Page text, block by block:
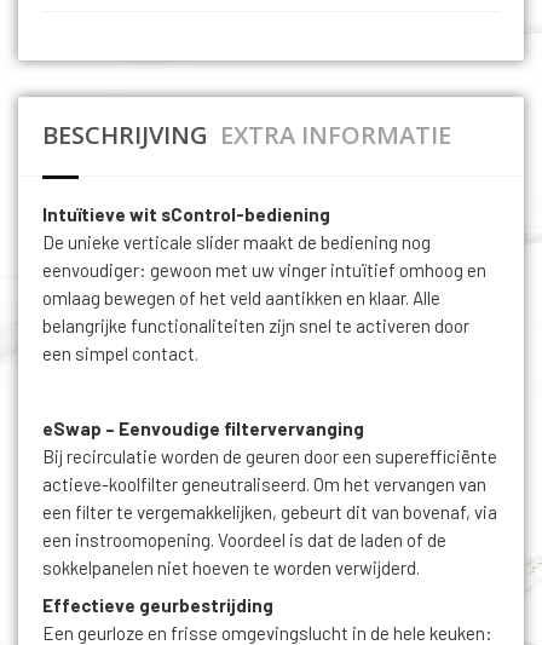
BESCHRIJVING EXTRA INFORMATIE
Intuïtieve wit sControl-bediening
De unieke verticale slider maakt de bediening nog
eenvoudiger: gewoon met uw vinger intuïtief omhoog en
omlaag bewegen of het veld aantikken en klaar. Alle
belangrijke functionaliteiten zijn snel te activeren door
een simpel contact.
eSwap – Eenvoudige filtervervanging
Bij recirculatie worden de geuren door een superefficiënte
actieve-koolfilter geneutraliseerd. Om het vervangen van
een filter te vergemakkelijken, gebeurt dit van bovenaf, via
een instroomopening. Voordeel is dat de laden of de
sokkelpanelen niet hoeven te worden verwijderd.
Effectieve geurbestrijding
Een geurloze en frisse omgevingslucht in de hele keuken: